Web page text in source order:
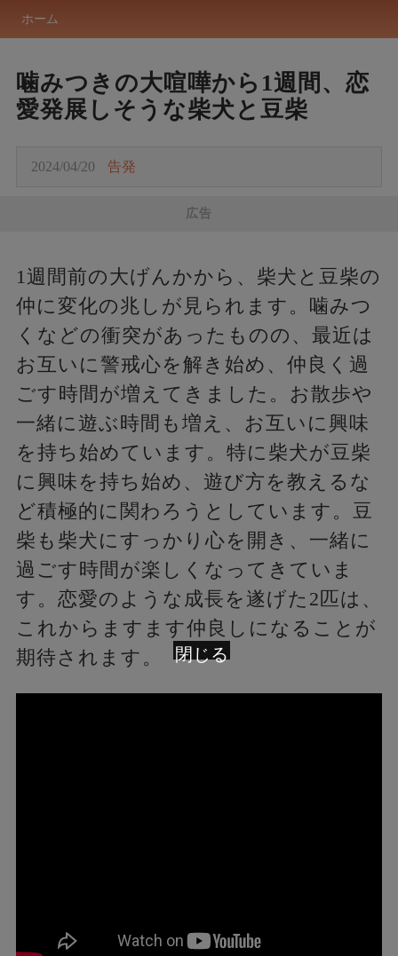
ホーム
噛みつきの大喧嘩から1週間、恋
愛発展しそうな柴犬と豆柴
2024/04/20 告発
広告
1週間前の大げんかから、柴犬と豆柴の
仲に変化の兆しが見られます。噛みつ
くなどの衝突があったものの、最近は
お互いに警戒心を解き始め、仲良く過
ごす時間が増えてきました。お散歩や
一緒に遊ぶ時間も増え、お互いに興味
を持ち始めています。特に柴犬が豆柴
に興味を持ち始め、遊び方を教えるな
ど積極的に関わろうとしています。豆
柴も柴犬にすっかり心を開き、一緒に
過ごす時間が楽しくなってきていま
す。恋愛のような成長を遂げた2匹は、
これからますます仲良しになることが
期待されます。
閉じる